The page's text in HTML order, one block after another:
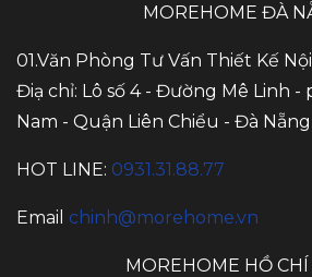
MOREHOME ĐÀ
01.Văn Phòng Tư Vấn Thiết Kế
Điạ chỉ: Lô số 4 - Đường Mê Linh -
Nam - Quận Liên Chiểu - Đà Nẵng
HOT LINE: 0931.31.88.77
Email chinh@morehome.vn
MOREHOME HỒ